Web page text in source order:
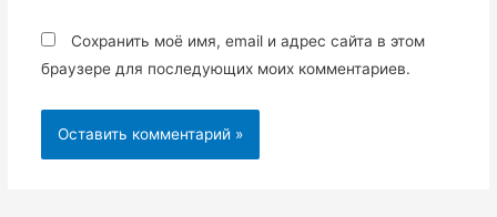
Сохранить моё имя, email и адрес сайта в этом
браузере для последующих моих комментариев.